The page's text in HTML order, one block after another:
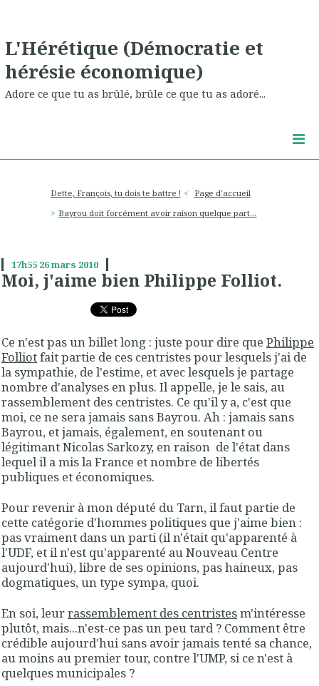
L'Hérétique (Démocratie et
hérésie économique)
Adore ce que tu as brûlé, brûle ce que tu as adoré...
Dette, François, tu dois te battre !
Page d'accueil
Bayrou doit forcément avoir raison quelque part...
17h55 26mars 2010
Moi, j'aime bien Philippe Folliot.
Ce n'est pas un billet long : juste pour dire que Philippe
Folliotfait partie de ces centristes pour lesquels j'ai de
la sympathie, de l'estime, et avec lesquels je partage
nombre d'analyses en plus. Il appelle, je le sais, au
rassemblement des centristes. Ce qu'il y a, c'est que
moi, ce ne sera jamais sans Bayrou. Ah : jamais sans
Bayrou, et jamais, également, en soutenant ou
légitimant Nicolas Sarkozy, en raison de l'état dans
lequel il a mis la France et nombre de libertés
publiques et économiques.
Pour revenir à mon député du Tarn, il faut partie de
cette catégorie d'hommes politiques que j'aime bien :
pas vraiment dans un parti (il n'était qu'apparenté à
l'UDF, et il n'est qu'apparenté au Nouveau Centre
aujourd'hui), libre de ses opinions, pas haineux, pas
dogmatiques, un type sympa, quoi.
En soi, leurrassemblement des centristesm'intéresse
plutôt, mais...n'est-ce pas un peu tard ? Comment être
crédible aujourd'hui sans avoir jamais tenté sa chance,
au moins au premier tour, contre l'UMP, si ce n'est à
quelques municipales ?